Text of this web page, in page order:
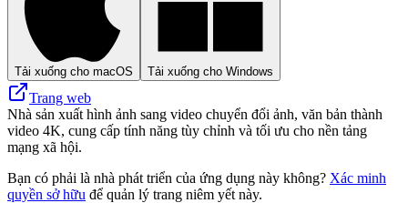
Tải xuống cho macOS Tải xuống cho Windows
Trang web
Nhà sản xuất hình ảnh sang video chuyển đổi ảnh, văn bản thành
video 4K, cung cấp tính năng tùy chỉnh và tối ưu cho nền tảng
mạng xã hội.
Bạn có phải là nhà phát triển của ứng dụng này không? Xác minh
quyền sở hữu để quản lý trang niêm yết này.